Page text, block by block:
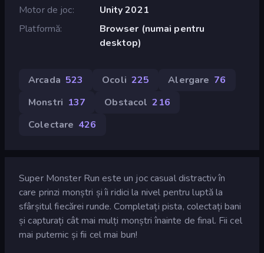
Motor de joc
Unity 2021
Platformă
Browser (numai pentru
desktop)
Arcada 523 Ocoli 225 Alergare 76
Monstri 137 Obstacol 216
Colectare 426
Super Monster Run este un joc casual distractiv în
care prinzi monștri și îi ridici la nivel pentru luptă la
sfârșitul fiecărei runde. Completați pista, colectați bani
și capturați cât mai mulți monștri înainte de final. Fii cel
mai puternic și fii cel mai bun!